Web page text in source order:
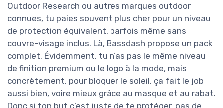
Outdoor Research ou autres marques outdoor
connues, tu paies souvent plus cher pour un niveau
de protection équivalent, parfois même sans
couvre-visage inclus. Là, Bassdash propose un pack
complet. Évidemment, tu n’as pas le même niveau
de finition premium ou le logo à la mode, mais
concrètement, pour bloquer le soleil, ça fait le job
aussi bien, voire mieux grâce au masque et au rabat.
Donc si ton but c’est juste de te protéger, pas de